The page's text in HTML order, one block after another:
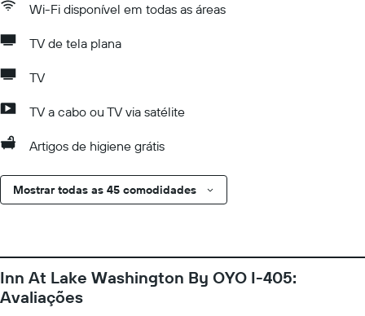
Wi-Fi disponível em todas as áreas
TV de tela plana
TV
TV a cabo ou TV via satélite
Artigos de higiene grátis
Mostrar todas as 45 comodidades
Inn At Lake Washington By OYO I-405:
Avaliações